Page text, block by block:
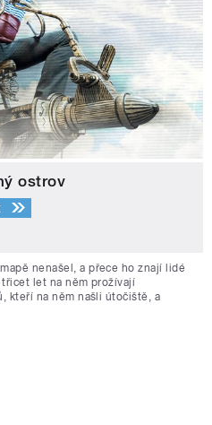
ostrov
nenašel, a přece ho znají lidé
let na něm prožívají
kteří na něm našli útočiště, a